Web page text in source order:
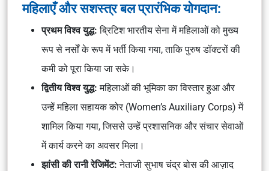
महिलाएँ और सशस्त्र बलप्रारंभिक योगदान:
प्रथम विश्व युद्ध: ब्रिटिश भारतीय सेना में महिलाओं को मुख्य
रूप से नर्सों के रूप में भर्ती किया गया, ताकि पुरुष डॉक्टरों की
कमी को पूरा किया जा सके।
द्वितीय विश्व युद्ध: महिलाओं की भूमिका का विस्तार हुआ और
उन्हें महिला सहायक कोर (Women’s Auxiliary Corps) में
शामिल किया गया, जिससे उन्हें प्रशासनिक और संचार सेवाओं
में कार्य करने का अवसर मिला।
झांसी की रानी रेजिमेंट: नेताजी सुभाष चंद्र बोस की आज़ाद